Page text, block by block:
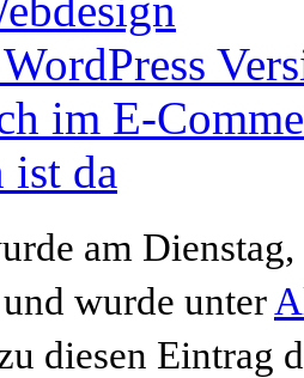
im E-
ist da
am
wurde unter
diesen Eintrag